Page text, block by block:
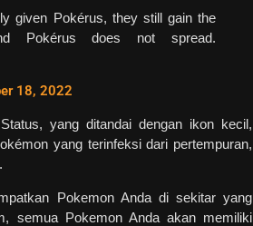
given Pokérus, they still gain the
Pokérus does not spread.
18, 2022
yang ditandai dengan ikon kecil,
yang terinfeksi dari pertempuran,
Pokemon Anda di sekitar yang
semua Pokemon Anda akan memiliki